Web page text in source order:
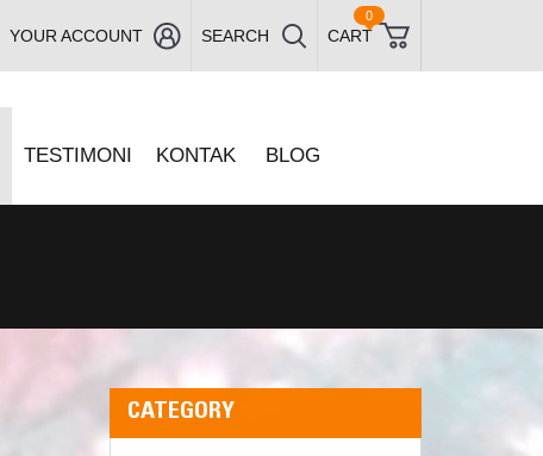
YOUR ACCOUNT SEARCH CART
0
TESTIMONI KONTAK BLOG
CATEGORY